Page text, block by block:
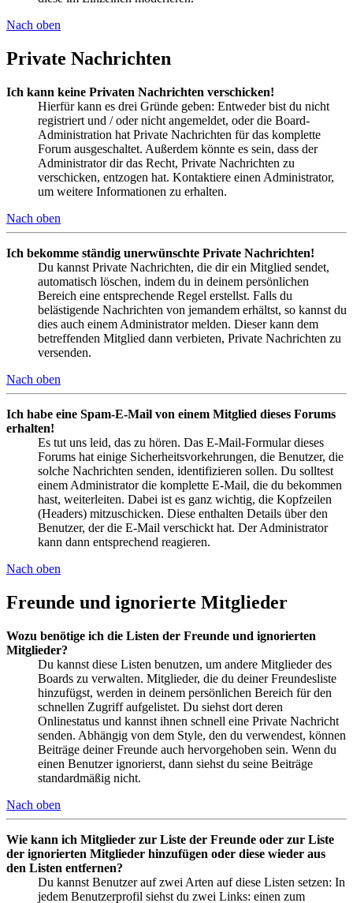
Nach oben
Private Nachrichten
Ich kann keine Privaten Nachrichten verschicken!
Hierfür kann es drei Gründe geben: Entweder bist du nicht
registriert und / oder nicht angemeldet, oder die Board-
Administration hat Private Nachrichten für das komplette
Forum ausgeschaltet. Außerdem könnte es sein, dass der
Administrator dir das Recht, Private Nachrichten zu
verschicken, entzogen hat. Kontaktiere einen Administrator,
um weitere Informationen zu erhalten.
Nach oben
Ich bekomme ständig unerwünschte Private Nachrichten!
Du kannst Private Nachrichten, die dir ein Mitglied sendet,
automatisch löschen, indem du in deinem persönlichen
Bereich eine entsprechende Regel erstellst. Falls du
belästigende Nachrichten von jemandem erhältst, so kannst du
dies auch einem Administrator melden. Dieser kann dem
betreffenden Mitglied dann verbieten, Private Nachrichten zu
versenden.
Nach oben
Ich habe eine Spam-E-Mail von einem Mitglied dieses Forums
erhalten!
Es tut uns leid, das zu hören. Das E-Mail-Formular dieses
Forums hat einige Sicherheitsvorkehrungen, die Benutzer, die
solche Nachrichten senden, identifizieren sollen. Du solltest
einem Administrator die komplette E-Mail, die du bekommen
hast, weiterleiten. Dabei ist es ganz wichtig, die Kopfzeilen
(Headers) mitzuschicken. Diese enthalten Details über den
Benutzer, der die E-Mail verschickt hat. Der Administrator
kann dann entsprechend reagieren.
Nach oben
Freunde und ignorierte Mitglieder
Wozu benötige ich die Listen der Freunde und ignorierten
Mitglieder?
Du kannst diese Listen benutzen, um andere Mitglieder des
Boards zu verwalten. Mitglieder, die du deiner Freundesliste
hinzufügst, werden in deinem persönlichen Bereich für den
schnellen Zugriff aufgelistet. Du siehst dort deren
Onlinestatus und kannst ihnen schnell eine Private Nachricht
senden. Abhängig von dem Style, den du verwendest, können
Beiträge deiner Freunde auch hervorgehoben sein. Wenn du
einen Benutzer ignorierst, dann siehst du seine Beiträge
standardmäßig nicht.
Nach oben
Wie kann ich Mitglieder zur Liste der Freunde oder zur Liste
der ignorierten Mitglieder hinzufügen oder diese wieder aus
den Listen entfernen?
Du kannst Benutzer auf zwei Arten auf diese Listen setzen: In
jedem Benutzerprofil siehst du zwei Links: einen zum